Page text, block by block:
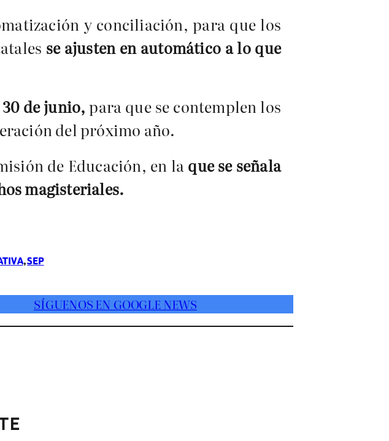
y conciliación, para que los
se ajusten en automático a lo que
de junio, para que se contemplen los
del próximo año.
de Educación, en laque se señala
magisteriales.
, SEP
SÍGUENOS EN GOOGLE NEWS